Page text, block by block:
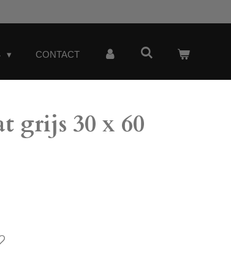
CONTACT
grijs 30 x 60